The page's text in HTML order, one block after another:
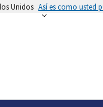
Unidos Así es como usted